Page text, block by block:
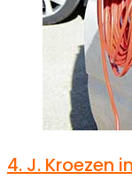
4. J. Kroezen